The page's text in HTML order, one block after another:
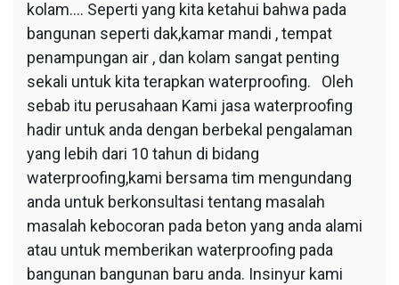
kolam…. Seperti yang kita ketahui bahwa pada
bangunan seperti dak,kamar mandi , tempat
penampungan air , dan kolam sangat penting
sekali untuk kita terapkan waterproofing. Oleh
sebab itu perusahaan Kami jasa waterproofing
hadir untuk anda dengan berbekal pengalaman
yang lebih dari 10 tahun di bidang
waterproofing,kami bersama tim mengundang
anda untuk berkonsultasi tentang masalah
masalah kebocoran pada beton yang anda alami
atau untuk memberikan waterproofing pada
bangunan bangunan baru anda. Insinyur kami